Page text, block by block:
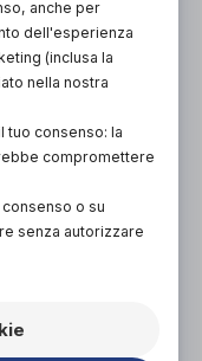
al sito.
sono
anche
“ok” sul banner.
di terze
l’utente può
la
anche per
dell'esperienza
(inclusa la
nella nostra
tuo consenso: la
compromettere
o su
senza autorizzare